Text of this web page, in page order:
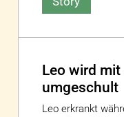
Leo wird
umgeschult
Leo erkrankt